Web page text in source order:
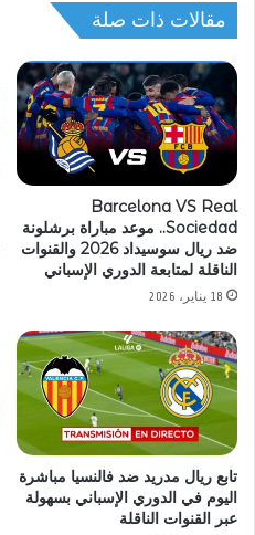
مقالات ذات صلة
Barcelona VS Real
Sociedad.. موعد مباراة برشلونة
ضد ريال سوسيداد 2026 والقنوات
الناقلة لمتابعة الدوري الإسباني
18 يناير، 2026
تابع ريال مدريد ضد فالنسيا مباشرة
اليوم في الدوري الإسباني بسهولة
عبر القنوات الناقلة